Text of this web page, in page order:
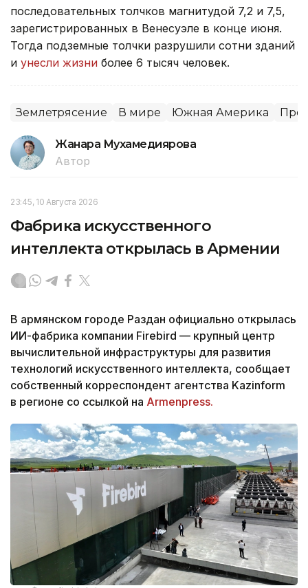
последовательных толчков магнитудой 7,2 и 7,5,
зарегистрированных в Венесуэле в конце июня.
Тогда подземные толчки разрушили сотни зданий
и унесли жизни более 6 тысяч человек.
Землетрясение В мире Южная Америка
Жанара Мухамедиярова
Автор
23:45, 10 Августа 2026
Фабрика искусственного
интеллекта открылась в Армении
В армянском городе Раздан официально открылась
ИИ-фабрика компании Firebird — крупный центр
вычислительной инфраструктуры для развития
технологий искусственного интеллекта, сообщает
собственный корреспондент агентства Kazinform
в регионе со ссылкой на Armenpress.